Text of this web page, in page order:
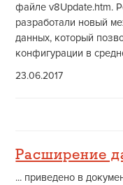
файле v8Update.htm.
разработали новый
данных, который
конфигурации в
23.06.2017
Расширение
... приведено в